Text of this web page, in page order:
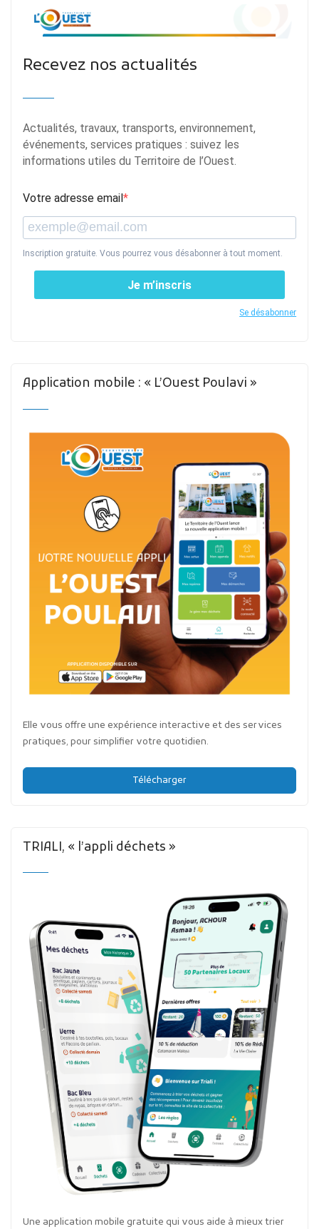
Recevez nos actualités
Actualités, travaux, transports, environnement,
événements, services pratiques : suivez les
informations utiles du Territoire de l’Ouest.
Votre adresse email
Inscription gratuite. Vous pourrez vous désabonner à tout moment.
Je m’inscris
Se désabonner
Application mobile : « L’Ouest Poulavi »
Elle vous offre une expérience interactive et des services
pratiques, pour simplifier votre quotidien.
Télécharger
TRIALI, « l’appli déchets »
Une application mobile gratuite qui vous aide à mieux trier